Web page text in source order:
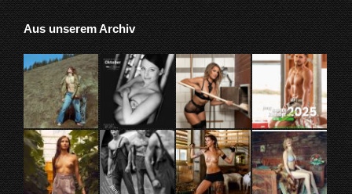
Seite
wird
in
einem
neuen
Fenster
geöffnet
Seite
wird
in
einem
neuen
Fenster
geöffnet
Seite
wird
in
einem
neuen
Fenster
geöffnet
Seite
wird
in
einem
neuen
Fenster
geöffnet
Aus unserem Archiv